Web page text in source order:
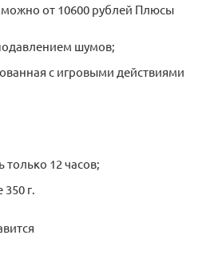
можно от 10600 рублей Плюсы
шумов;
с игровыми действиями
только 12 часов;
г.